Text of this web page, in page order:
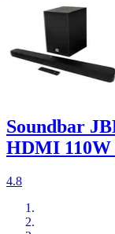
Soundbar
HDMI 110W
4.8